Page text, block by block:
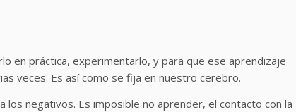
en práctica, experimentarlo, y para que ese aprendizaje
veces. Es así como se fija en nuestro cerebro.
negativos. Es imposible no aprender, el contacto con la